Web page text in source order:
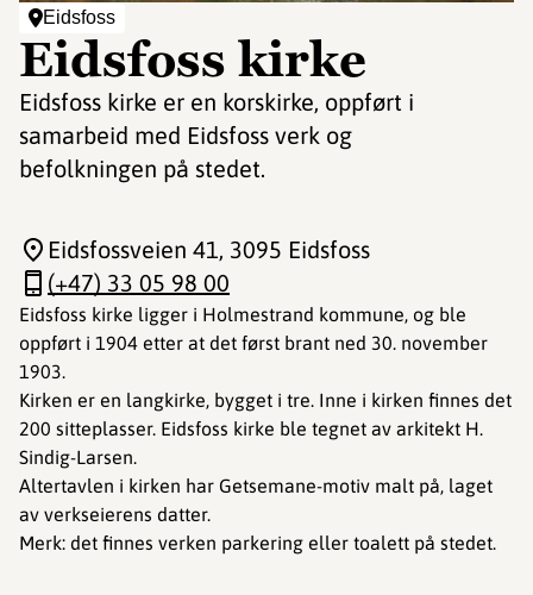
Eidsfoss
Eidsfoss kirke
Eidsfoss kirke er en korskirke, oppført i
samarbeid med Eidsfoss verk og
befolkningen på stedet.
Eidsfoss kirke ligger i Holmestrand kommune, og ble
oppført i 1904 etter at det først brant ned 30. november
1903.
Kirken er en langkirke, bygget i tre. Inne i kirken finnes det
200 sitteplasser. Eidsfoss kirke ble tegnet av arkitekt H.
Sindig-Larsen.
Altertavlen i kirken har Getsemane-motiv malt på, laget
av verkseierens datter.
Merk: det finnes verken parkering eller toalett på stedet.
Eidsfossveien 41, 3095 Eidsfoss
(+47) 33 05 98 00